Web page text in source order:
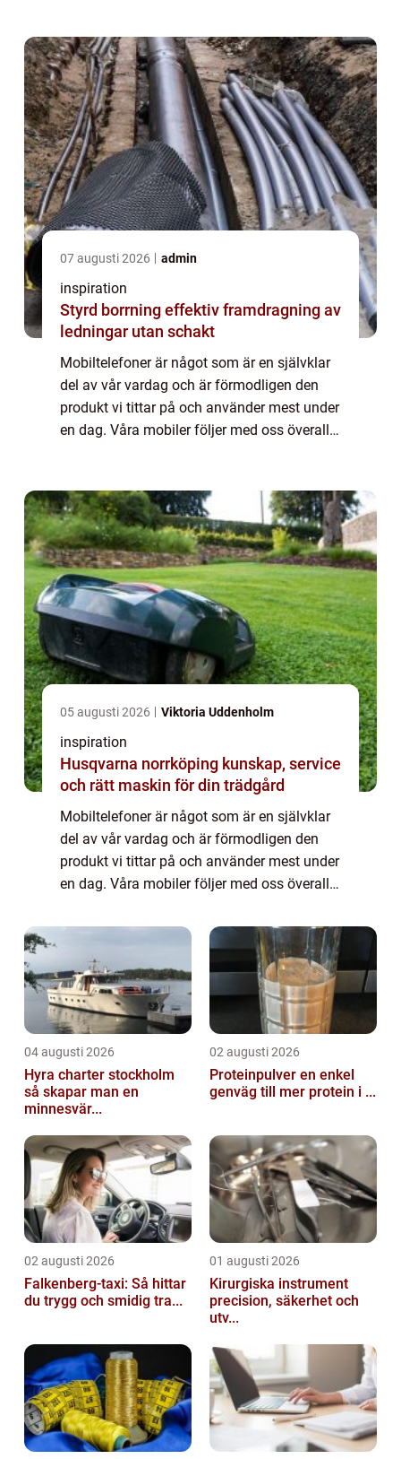
07 augusti 2026 admin
inspiration
Styrd borrning effektiv framdragning av
ledningar utan schakt
Mobiltelefoner är något som är en självklar
del av vår vardag och är förmodligen den
produkt vi tittar på och använder mest under
en dag. Våra mobiler följer med oss överallt
05 augusti 2026 Viktoria Uddenholm
inspiration
Husqvarna norrköping kunskap, service
och rätt maskin för din trädgård
Mobiltelefoner är något som är en självklar
del av vår vardag och är förmodligen den
produkt vi tittar på och använder mest under
en dag. Våra mobiler följer med oss överallt
04 augusti 2026
Hyra charter stockholm
så skapar man en
minnesvär...
02 augusti 2026
Proteinpulver en enkel
genväg till mer protein i ...
02 augusti 2026
Falkenberg-taxi: Så hittar
du trygg och smidig tra...
01 augusti 2026
Kirurgiska instrument
precision, säkerhet och
utv...